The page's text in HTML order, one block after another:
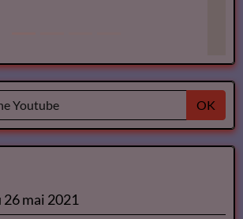
OK
26 mai 2021